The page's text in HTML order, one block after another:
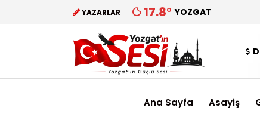
YAZARLAR 17.8° YOZGAT
Ana Sayfa Asayiş